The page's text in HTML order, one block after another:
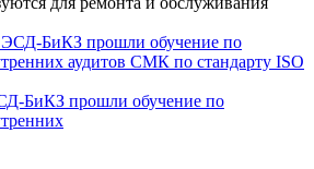
БиКЗ прошли обучение по